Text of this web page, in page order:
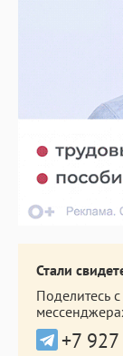
Стали
Поделитесь
+7